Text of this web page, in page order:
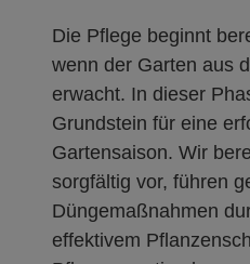
Die Pflege beginnt
wenn der Garten aus
erwacht. In dieser
Grundstein für eine
Gartensaison. Wir
sorgfältig vor, führen
Düngemaßnahmen
effektivem